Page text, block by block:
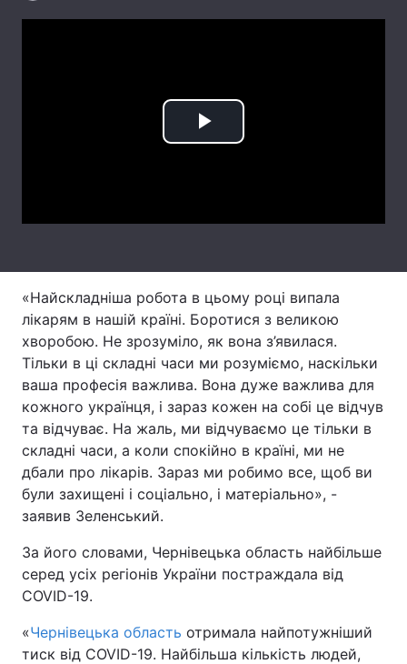
Думки
Вакансії
Послуги
Тема оформлення
Play
«Найскладніша робота в цьому році випала
лікарям в нашій країні. Боротися з великою
хворобою. Не зрозуміло, як вона з’явилася.
Тільки в ці складні часи ми розуміємо, наскільки
ваша професія важлива. Вона дуже важлива для
кожного українця, і зараз кожен на собі це відчув
та відчуває. На жаль, ми відчуваємо це тільки в
складні часи, а коли спокійно в країні, ми не
дбали про лікарів. Зараз ми робимо все, щоб ви
були захищені і соціально, і матеріально», -
заявив Зеленський.
За його словами, Чернівецька область найбільше
серед усіх регіонів України постраждала від
COVID-19.
«Чернівецька область отримала найпотужніший
тиск від COVID-19. Найбільша кількість людей,